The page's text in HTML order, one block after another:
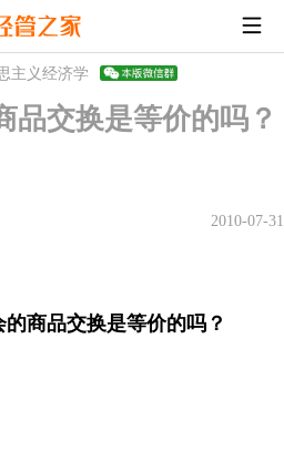
主义经济学
品交换是等价的吗？
2010-07-31
商品交换是等价的吗？